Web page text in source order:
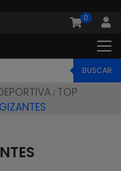
0
BUSCAR
/ TOP